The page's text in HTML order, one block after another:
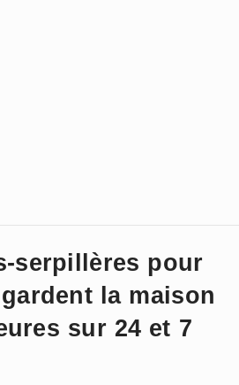
serpillères pour
la maison
sur 24 et 7